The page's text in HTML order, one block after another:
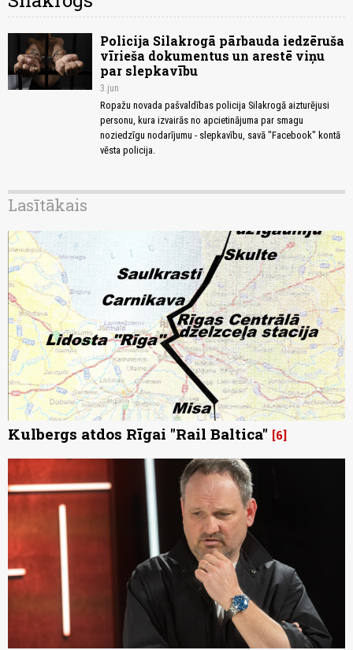
Policija Silakrogā pārbauda iedzēruša
vīrieša dokumentus un arestē viņu
par slepkavību
3.jun
Ropažu novada pašvaldības policija Silakrogā aizturējusi
personu, kura izvairās no apcietinājuma par smagu
noziedzīgu nodarījumu - slepkavību, savā "Facebook" kontā
vēsta policija.
Lasītākais
Kulbergs atdos Rīgai "Rail Baltica" 6